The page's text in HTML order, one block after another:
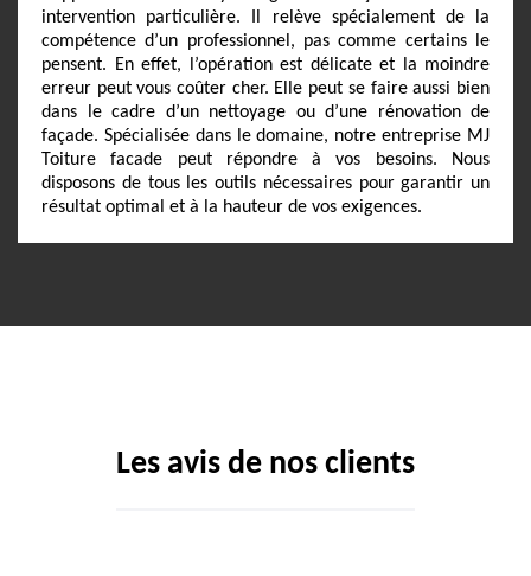
intervention particulière. Il relève spécialement de la
compétence d’un professionnel, pas comme certains le
pensent. En effet, l’opération est délicate et la moindre
erreur peut vous coûter cher. Elle peut se faire aussi bien
dans le cadre d’un nettoyage ou d’une rénovation de
façade. Spécialisée dans le domaine, notre entreprise MJ
Toiture facade peut répondre à vos besoins. Nous
disposons de tous les outils nécessaires pour garantir un
résultat optimal et à la hauteur de vos exigences.
Les avis de nos clients